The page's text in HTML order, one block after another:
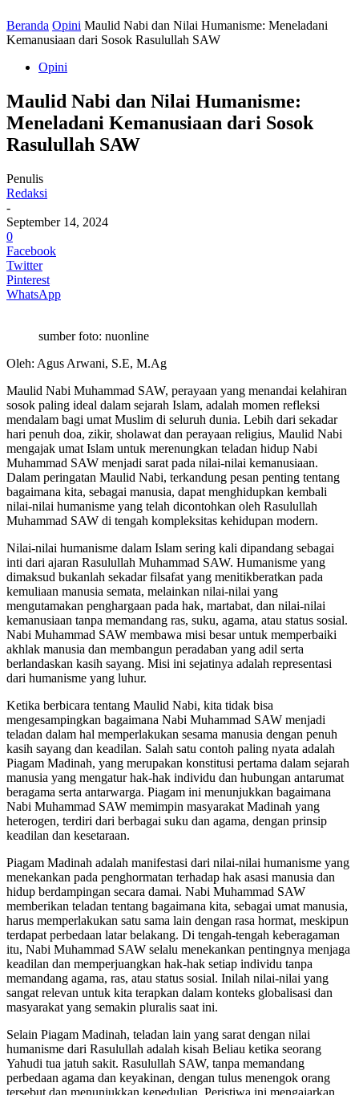
Beranda Opini Maulid Nabi dan Nilai Humanisme: Meneladani
Kemanusiaan dari Sosok Rasulullah SAW
Opini
Maulid Nabi dan Nilai Humanisme:
Meneladani Kemanusiaan dari Sosok
Rasulullah SAW
Penulis
Redaksi
-
September 14, 2024
0
Facebook
Twitter
Pinterest
WhatsApp
sumber foto: nuonline
Oleh: Agus Arwani, S.E, M.Ag
Maulid Nabi Muhammad SAW, perayaan yang menandai kelahiran
sosok paling ideal dalam sejarah Islam, adalah momen refleksi
mendalam bagi umat Muslim di seluruh dunia. Lebih dari sekadar
hari penuh doa, zikir, sholawat dan perayaan religius, Maulid Nabi
mengajak umat Islam untuk merenungkan teladan hidup Nabi
Muhammad SAW menjadi sarat pada nilai-nilai kemanusiaan.
Dalam peringatan Maulid Nabi, terkandung pesan penting tentang
bagaimana kita, sebagai manusia, dapat menghidupkan kembali
nilai-nilai humanisme yang telah dicontohkan oleh Rasulullah
Muhammad SAW di tengah kompleksitas kehidupan modern.
Nilai-nilai humanisme dalam Islam sering kali dipandang sebagai
inti dari ajaran Rasulullah Muhammad SAW. Humanisme yang
dimaksud bukanlah sekadar filsafat yang menitikberatkan pada
kemuliaan manusia semata, melainkan nilai-nilai yang
mengutamakan penghargaan pada hak, martabat, dan nilai-nilai
kemanusiaan tanpa memandang ras, suku, agama, atau status sosial.
Nabi Muhammad SAW membawa misi besar untuk memperbaiki
akhlak manusia dan membangun peradaban yang adil serta
berlandaskan kasih sayang. Misi ini sejatinya adalah representasi
dari humanisme yang luhur.
Ketika berbicara tentang Maulid Nabi, kita tidak bisa
mengesampingkan bagaimana Nabi Muhammad SAW menjadi
teladan dalam hal memperlakukan sesama manusia dengan penuh
kasih sayang dan keadilan. Salah satu contoh paling nyata adalah
Piagam Madinah, yang merupakan konstitusi pertama dalam sejarah
manusia yang mengatur hak-hak individu dan hubungan antarumat
beragama serta antarwarga. Piagam ini menunjukkan bagaimana
Nabi Muhammad SAW memimpin masyarakat Madinah yang
heterogen, terdiri dari berbagai suku dan agama, dengan prinsip
keadilan dan kesetaraan.
Piagam Madinah adalah manifestasi dari nilai-nilai humanisme yang
menekankan pada penghormatan terhadap hak asasi manusia dan
hidup berdampingan secara damai. Nabi Muhammad SAW
memberikan teladan tentang bagaimana kita, sebagai umat manusia,
harus memperlakukan satu sama lain dengan rasa hormat, meskipun
terdapat perbedaan latar belakang. Di tengah-tengah keberagaman
itu, Nabi Muhammad SAW selalu menekankan pentingnya menjaga
keadilan dan memperjuangkan hak-hak setiap individu tanpa
memandang agama, ras, atau status sosial. Inilah nilai-nilai yang
sangat relevan untuk kita terapkan dalam konteks globalisasi dan
masyarakat yang semakin pluralis saat ini.
Selain Piagam Madinah, teladan lain yang sarat dengan nilai
humanisme dari Rasulullah adalah kisah Beliau ketika seorang
Yahudi tua jatuh sakit. Rasulullah SAW, tanpa memandang
perbedaan agama dan keyakinan, dengan tulus menengok orang
tersebut dan menunjukkan kepedulian. Peristiwa ini mengajarkan